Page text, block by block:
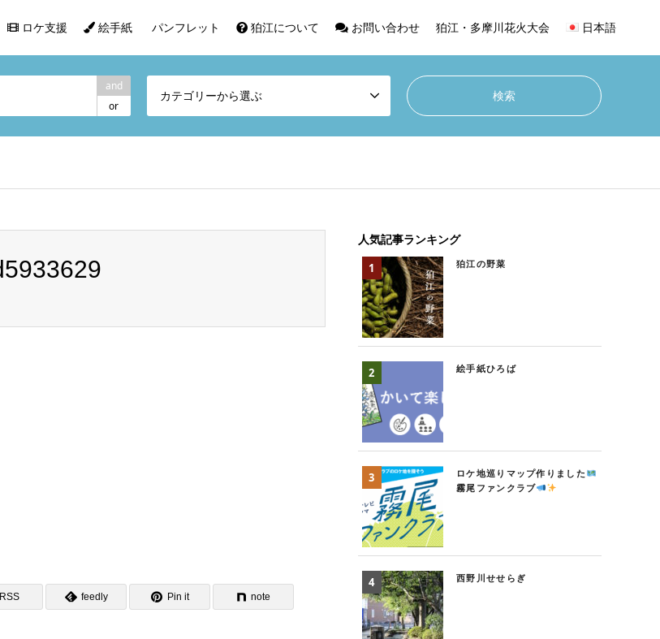
ロケ支援 絵手紙 パンフレット 狛江について お問い合わせ 狛江・多摩川花火大会 日本語
and
or
カテゴリーから選ぶ
RSS feedly Pin it note
人気記事ランキング
狛江の野菜
絵手紙ひろば
ロケ地巡りマップ作りました
霧尾ファンクラブ
西野川せせらぎ